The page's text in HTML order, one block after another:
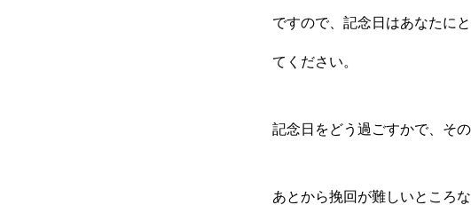
ですので、記念日はあなたに
てください。
記念日をどう過ごすかで、そ
あとから挽回が難しいところ